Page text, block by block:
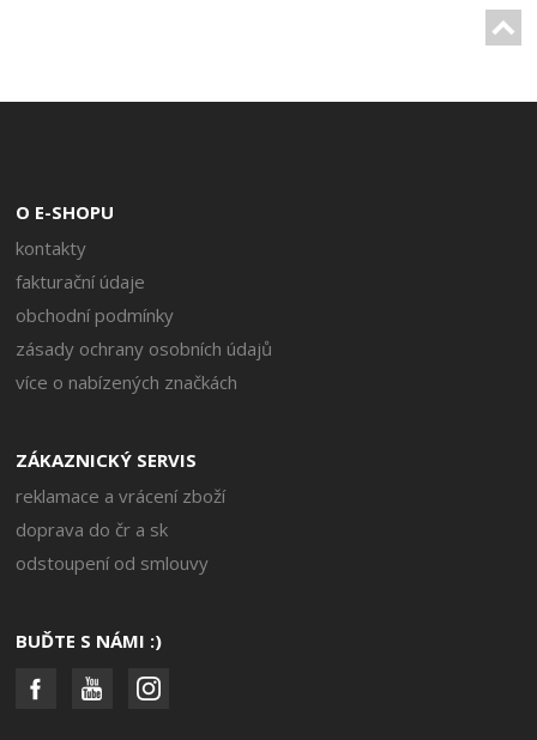
O E-SHOPU
kontakty
fakturační údaje
obchodní podmínky
zásady ochrany osobních údajů
více o nabízených značkách
ZÁKAZNICKÝ SERVIS
reklamace a vrácení zboží
doprava do čr a sk
odstoupení od smlouvy
BUĎTE S NÁMI :)